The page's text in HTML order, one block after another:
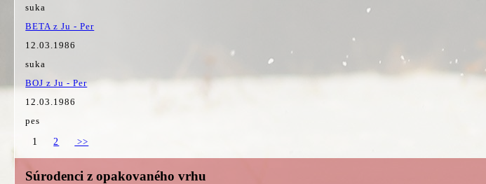
suka
BETA z Ju - Per
12.03.1986
suka
BOJ z Ju - Per
12.03.1986
pes
1
2 >>
Súrodenci z opakovaného vrhu